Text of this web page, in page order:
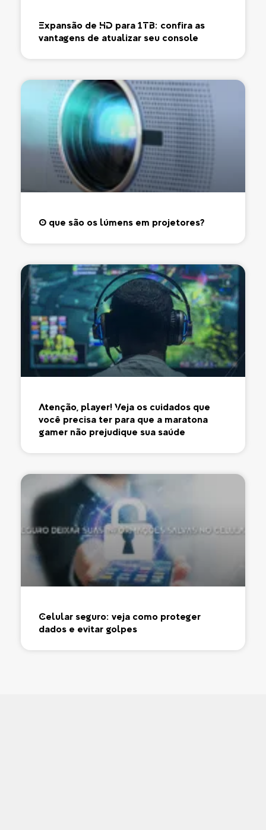
Expansão de HD para 1TB: confira as
vantagens de atualizar seu console
O que são os lúmens em projetores?
Atenção, player! Veja os cuidados que
você precisa ter para que a maratona
gamer não prejudique sua saúde
Celular seguro: veja como proteger
dados e evitar golpes